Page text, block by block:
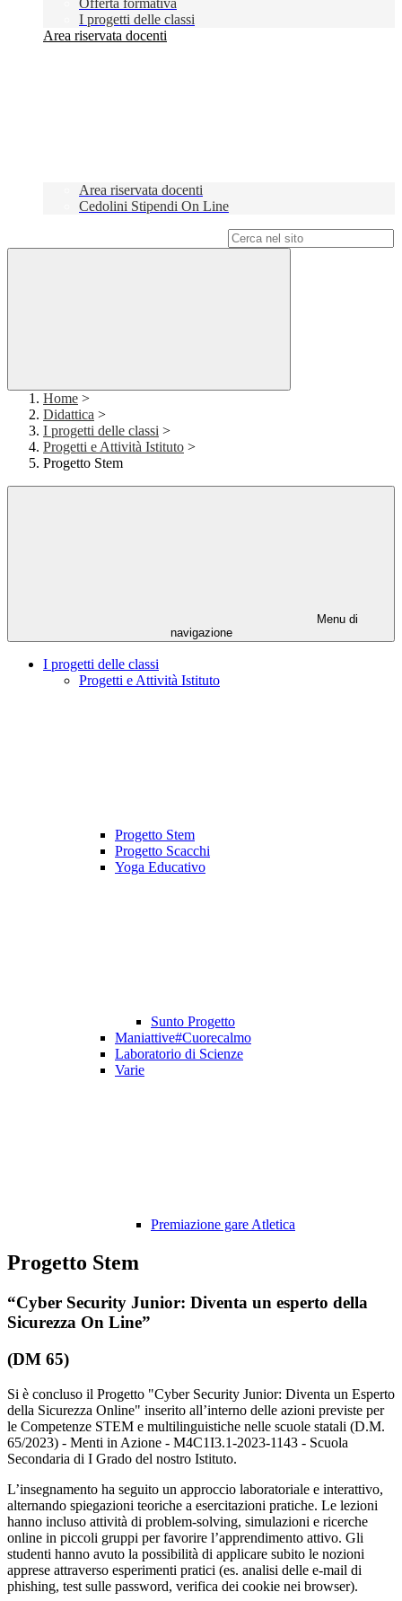
Offerta formativa
I progetti delle classi
Area riservata docenti
Area riservata docenti
Cedolini Stipendi On Line
Home >
Didattica >
I progetti delle classi >
Progetti e Attività Istituto >
Progetto Stem
Menu di
navigazione
I progetti delle classi
Progetti e Attività Istituto
Progetto Stem
Progetto Scacchi
Yoga Educativo
Sunto Progetto
Maniattive#Cuorecalmo
Laboratorio di Scienze
Varie
Premiazione gare Atletica
Progetto Stem
“Cyber Security Junior: Diventa un esperto della
Sicurezza On Line”
(DM 65)
Si è concluso il Progetto "Cyber Security Junior: Diventa un Esperto
della Sicurezza Online" inserito all’interno delle azioni previste per
le Competenze STEM e multilinguistiche nelle scuole statali (D.M.
65/2023) - Menti in Azione - M4C1I3.1-2023-1143 - Scuola
Secondaria di I Grado del nostro Istituto.
L’insegnamento ha seguito un approccio laboratoriale e interattivo,
alternando spiegazioni teoriche a esercitazioni pratiche. Le lezioni
hanno incluso attività di problem-solving, simulazioni e ricerche
online in piccoli gruppi per favorire l’apprendimento attivo. Gli
studenti hanno avuto la possibilità di applicare subito le nozioni
apprese attraverso esperimenti pratici (es. analisi delle e-mail di
phishing, test sulle password, verifica dei cookie nei browser).